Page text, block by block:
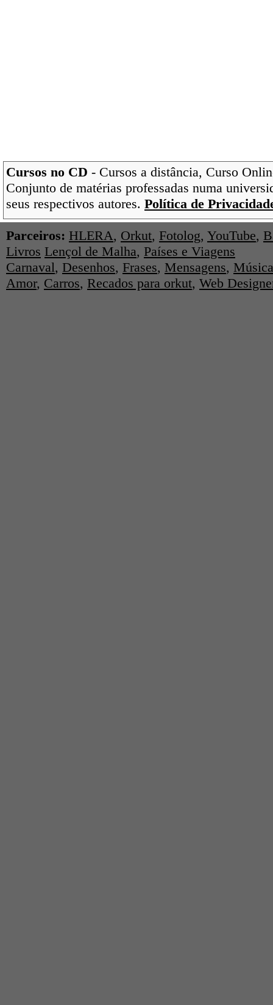
Cursos no CD - Cursos a distância, Curso
Conjunto de matérias professadas numa
seus respectivos autores. Política de
Parceiros: HLERA, Orkut, Fotolog, YouTube,
Livros Lençol de Malha, Países e Viagens
Carnaval, Desenhos, Frases, Mensagens,
Amor, Carros, Recados para orkut, Web